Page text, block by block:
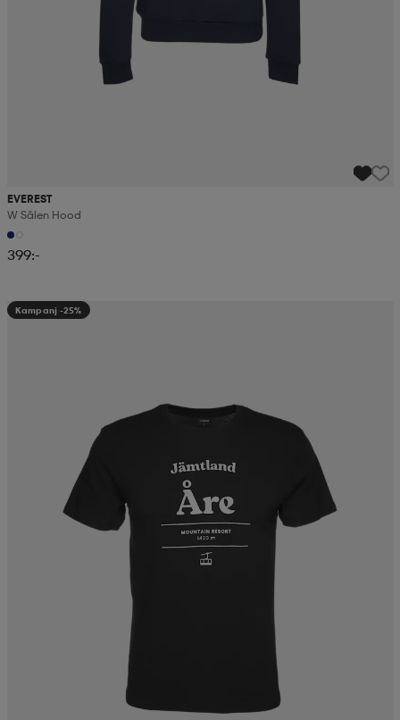
EVEREST
W Sälen Hood
399:-
Kampanj -25%